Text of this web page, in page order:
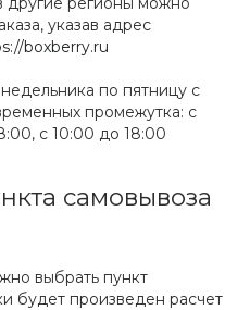
указав адрес
boxberry.ru
по пятницу с
промежутка: с
с 10:00 до 18:00
самовывоза
выбрать пункт
будет произведен расчет